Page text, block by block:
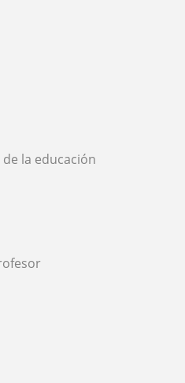
la educación